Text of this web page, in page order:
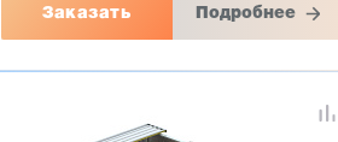
Заказать Подробнее